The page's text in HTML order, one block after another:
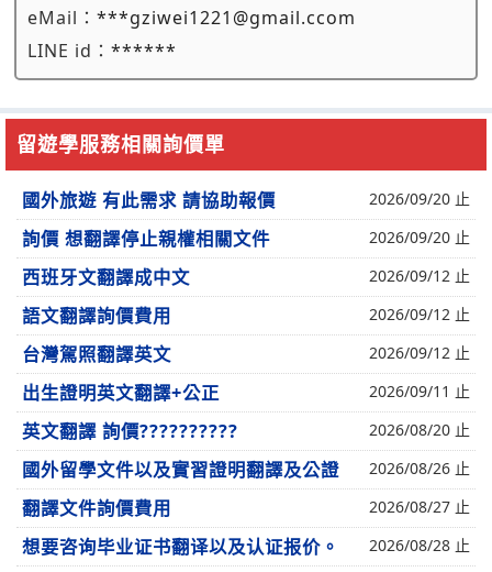
eMail： ***gziwei1221@gmail.ccom
LINE id： ******
留遊學服務相關詢價單
國外旅遊 有此需求 請協助報價 2026/09/20 止
詢價 想翻譯停止親權相關文件 2026/09/20 止
西班牙文翻譯成中文 2026/09/12 止
語文翻譯詢價費用 2026/09/12 止
台灣駕照翻譯英文 2026/09/12 止
出生證明英文翻譯+公正 2026/09/11 止
英文翻譯 詢價?????????? 2026/08/20 止
國外留學文件以及實習證明翻譯及公證 2026/08/26 止
翻譯文件詢價費用 2026/08/27 止
想要咨询毕业证书翻译以及认证报价。 2026/08/28 止